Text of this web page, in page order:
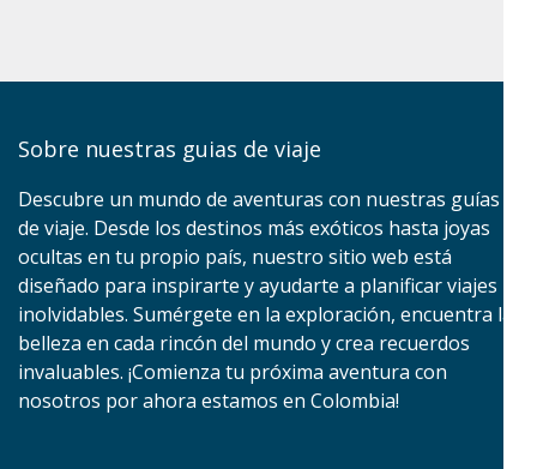
Sobre nuestras guias de viaje
Descubre un mundo de aventuras con nuestras guías
de viaje. Desde los destinos más exóticos hasta joyas
ocultas en tu propio país, nuestro sitio web está
diseñado para inspirarte y ayudarte a planificar viajes
inolvidables. Sumérgete en la exploración, encuentra la
belleza en cada rincón del mundo y crea recuerdos
invaluables. ¡Comienza tu próxima aventura con
nosotros por ahora estamos en Colombia!